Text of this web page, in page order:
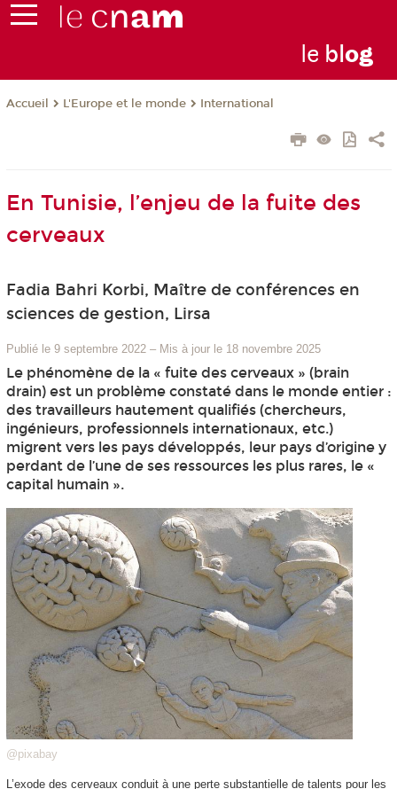
le blog
Accueil L'Europe et le monde International
En Tunisie, l’enjeu de la fuite des
cerveaux
Fadia Bahri Korbi, Maître de conférences en
sciences de gestion, Lirsa
Publié le 9 septembre 2022 – Mis à jour le 18 novembre 2025
Le phénomène de la « fuite des cerveaux » (brain
drain) est un problème constaté dans le monde entier :
des travailleurs hautement qualifiés (chercheurs,
ingénieurs, professionnels internationaux, etc.)
migrent vers les pays développés, leur pays d’origine y
perdant de l’une de ses ressources les plus rares, le «
capital humain ».
@pixabay
L’exode des cerveaux conduit à une perte substantielle de talents pour les